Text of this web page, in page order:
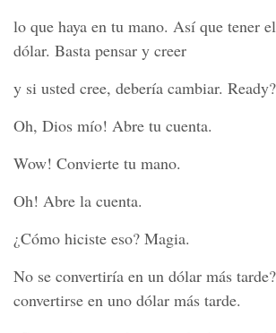
lo que haya en tu mano. Así que tener
dólar. Basta pensar y creer
y si usted cree, debería cambiar.
Oh, Dios mío! Abre tu cuenta.
Wow! Convierte tu mano.
Oh! Abre la cuenta.
¿Cómo hiciste eso? Magia.
No se convertiría en un dólar más
convertirse en uno dólar más tarde.